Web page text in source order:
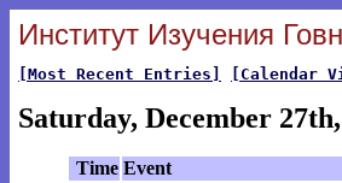
Институт Изучения
[Most Recent Entries] [Calendar
Saturday, December
Time Event